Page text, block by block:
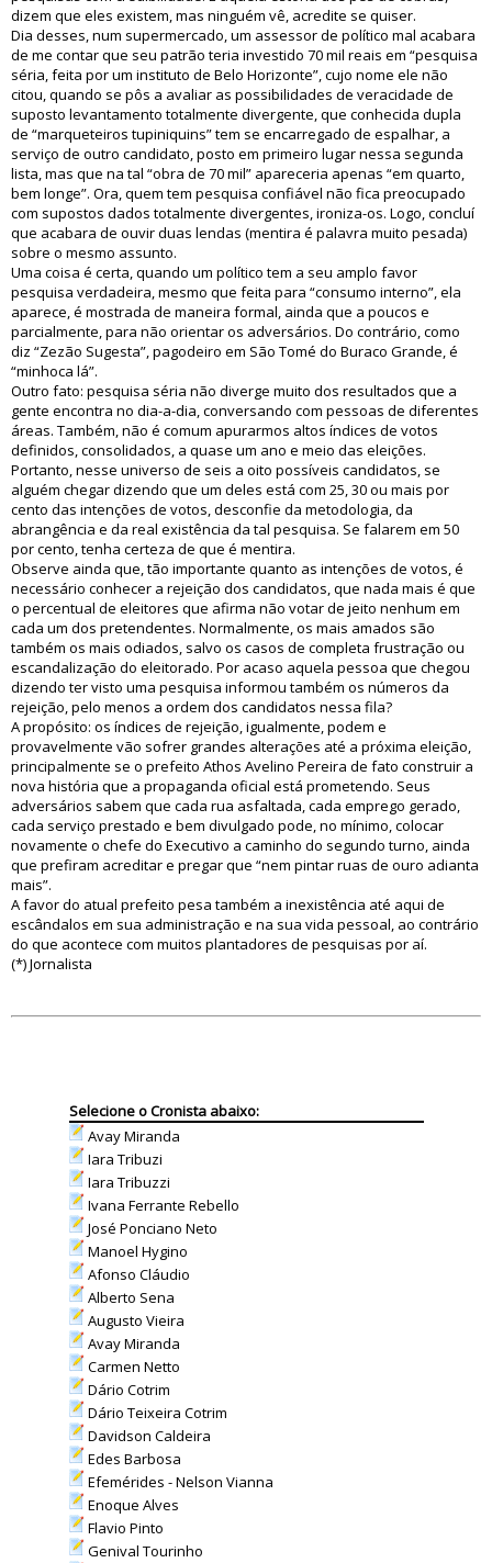
dizem que eles existem, mas ninguém vê, acredite se quiser.
Dia desses, num supermercado, um assessor de político mal acabara
de me contar que seu patrão teria investido 70 mil reais em “pesquisa
séria, feita por um instituto de Belo Horizonte”, cujo nome ele não
citou, quando se pôs a avaliar as possibilidades de veracidade de
suposto levantamento totalmente divergente, que conhecida dupla
de “marqueteiros tupiniquins” tem se encarregado de espalhar, a
serviço de outro candidato, posto em primeiro lugar nessa segunda
lista, mas que na tal “obra de 70 mil” apareceria apenas “em quarto,
bem longe”. Ora, quem tem pesquisa confiável não fica preocupado
com supostos dados totalmente divergentes, ironiza-os. Logo, concluí
que acabara de ouvir duas lendas (mentira é palavra muito pesada)
sobre o mesmo assunto.
Uma coisa é certa, quando um político tem a seu amplo favor
pesquisa verdadeira, mesmo que feita para “consumo interno”, ela
aparece, é mostrada de maneira formal, ainda que a poucos e
parcialmente, para não orientar os adversários. Do contrário, como
diz “Zezão Sugesta”, pagodeiro em São Tomé do Buraco Grande, é
“minhoca lá”.
Outro fato: pesquisa séria não diverge muito dos resultados que a
gente encontra no dia-a-dia, conversando com pessoas de diferentes
áreas. Também, não é comum apurarmos altos índices de votos
definidos, consolidados, a quase um ano e meio das eleições.
Portanto, nesse universo de seis a oito possíveis candidatos, se
alguém chegar dizendo que um deles está com 25, 30 ou mais por
cento das intenções de votos, desconfie da metodologia, da
abrangência e da real existência da tal pesquisa. Se falarem em 50
por cento, tenha certeza de que é mentira.
Observe ainda que, tão importante quanto as intenções de votos, é
necessário conhecer a rejeição dos candidatos, que nada mais é que
o percentual de eleitores que afirma não votar de jeito nenhum em
cada um dos pretendentes. Normalmente, os mais amados são
também os mais odiados, salvo os casos de completa frustração ou
escandalização do eleitorado. Por acaso aquela pessoa que chegou
dizendo ter visto uma pesquisa informou também os números da
rejeição, pelo menos a ordem dos candidatos nessa fila?
A propósito: os índices de rejeição, igualmente, podem e
provavelmente vão sofrer grandes alterações até a próxima eleição,
principalmente se o prefeito Athos Avelino Pereira de fato construir a
nova história que a propaganda oficial está prometendo. Seus
adversários sabem que cada rua asfaltada, cada emprego gerado,
cada serviço prestado e bem divulgado pode, no mínimo, colocar
novamente o chefe do Executivo a caminho do segundo turno, ainda
que prefiram acreditar e pregar que “nem pintar ruas de ouro adianta
mais”.
A favor do atual prefeito pesa também a inexistência até aqui de
escândalos em sua administração e na sua vida pessoal, ao contrário
do que acontece com muitos plantadores de pesquisas por aí.
(*) Jornalista
Selecione o Cronista abaixo:
Avay Miranda
Iara Tribuzi
Iara Tribuzzi
Ivana Ferrante Rebello
José Ponciano Neto
Manoel Hygino
Afonso Cláudio
Alberto Sena
Augusto Vieira
Avay Miranda
Carmen Netto
Dário Cotrim
Dário Teixeira Cotrim
Davidson Caldeira
Edes Barbosa
Efemérides - Nelson Vianna
Enoque Alves
Flavio Pinto
Genival Tourinho